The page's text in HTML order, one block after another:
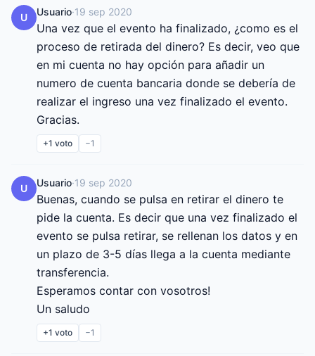
U Usuario·19 sep 2020
Una vez que el evento ha finalizado, ¿como es el
proceso de retirada del dinero? Es decir, veo que
en mi cuenta no hay opción para añadir un
numero de cuenta bancaria donde se debería de
realizar el ingreso una vez finalizado el evento.
Gracias.
+1 voto −1
U Usuario·19 sep 2020
Buenas, cuando se pulsa en retirar el dinero te
pide la cuenta. Es decir que una vez finalizado el
evento se pulsa retirar, se rellenan los datos y en
un plazo de 3-5 días llega a la cuenta mediante
transferencia.
Esperamos contar con vosotros!
Un saludo
+1 voto −1